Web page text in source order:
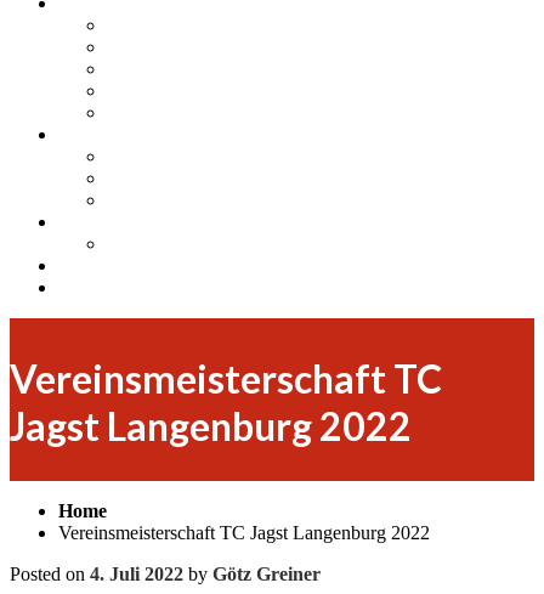
Vereinsmeisterschaft TC
Jagst Langenburg 2022
Home
Vereinsmeisterschaft TC Jagst Langenburg 2022
Posted on 4. Juli 2022 by Götz Greiner